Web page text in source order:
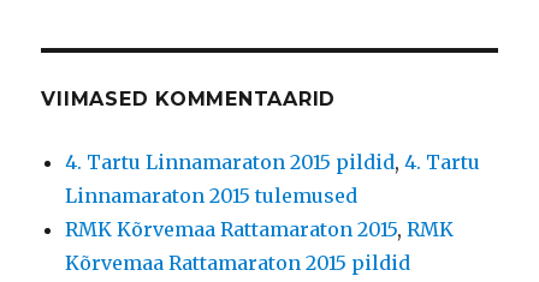
VIIMASED KOMMENTAARID
4. Tartu Linnamaraton 2015 pildid,4. Tartu
Linnamaraton 2015 tulemused
RMK Kõrvemaa Rattamaraton 2015,RMK
Kõrvemaa Rattamaraton 2015 pildid